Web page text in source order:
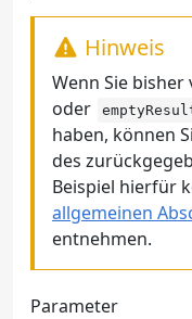
Hinweis
Wenn Sie bisher
oder
haben, können
des
Beispiel hierfür
allgemeinen
entnehmen.
Parameter